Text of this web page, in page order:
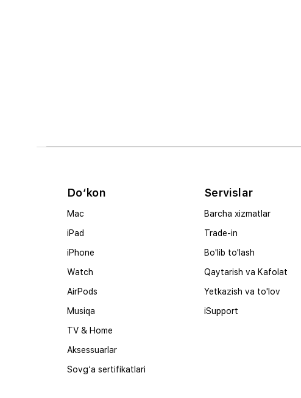
Do‘kon
Mac
iPad
iPhone
Watch
AirPods
Musiqa
TV & Home
Aksessuarlar
Sovg‘a sertifikatlari
Servislar
Barcha xizmatlar
Trade-in
Bo'lib to'lash
Qaytarish va Kafolat
Yetkazish va to'lov
iSupport